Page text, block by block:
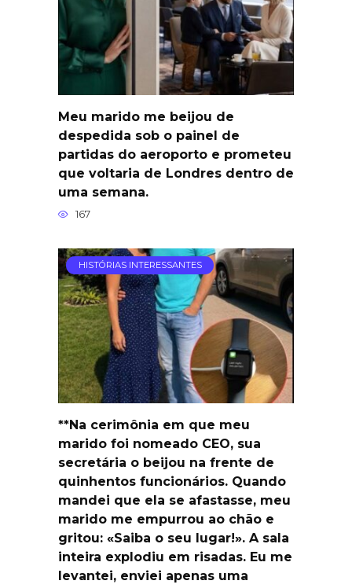
Meu marido me beijou de
despedida sob o painel de
partidas do aeroporto e prometeu
que voltaria de Londres dentro de
uma semana.
167
HISTÓRIAS INTERESSANTES
**Na cerimônia em que meu
marido foi nomeado CEO, sua
secretária o beijou na frente de
quinhentos funcionários. Quando
mandei que ela se afastasse, meu
marido me empurrou ao chão e
gritou: «Saiba o seu lugar!». A sala
inteira explodiu em risadas. Eu me
levantei, enviei apenas uma